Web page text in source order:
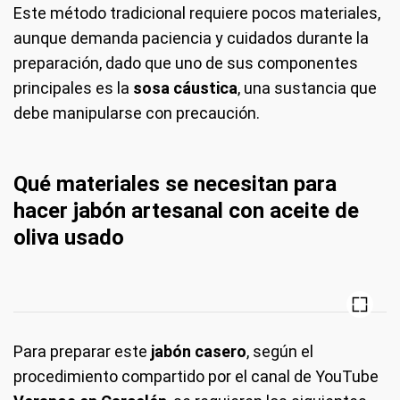
Este método tradicional requiere pocos materiales,
aunque demanda paciencia y cuidados durante la
preparación, dado que uno de sus componentes
principales es la sosa cáustica, una sustancia que
debe manipularse con precaución.
Qué materiales se necesitan para
hacer jabón artesanal con aceite de
oliva usado
Para preparar este jabón casero, según el
procedimiento compartido por el canal de YouTube